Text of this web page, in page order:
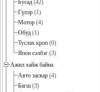
Бусад (42)
Гүпэр (1)
Мотор (4)
Обуд (1)
Туслах кроп (0)
Япон сэлбэг (3)
Ажил хайж байна
Авто засвар (4)
Багш (3)